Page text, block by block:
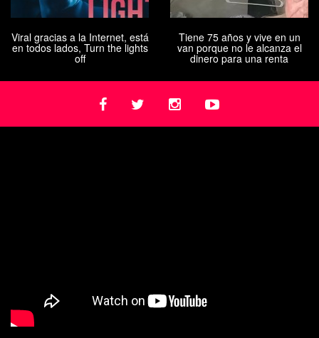
Viral gracias a la Internet, está
en todos lados, Turn the lights
off
Tiene 75 años y vive en un
van porque no le alcanza el
dinero para una renta